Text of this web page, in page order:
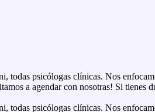
psicólogas clínicas. Nos
a agendar con nosotras! Si tienes
psicólogas clínicas. Nos